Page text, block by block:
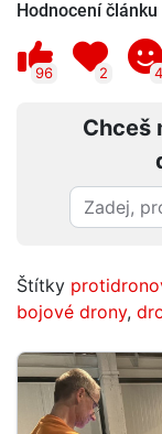
Hodnocení článku
96 2 4
Chceš
Štítky
bojové drony,